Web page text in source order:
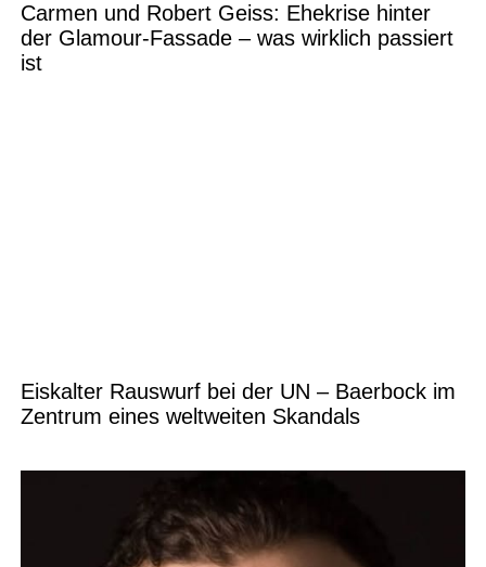
Carmen und Robert Geiss: Ehekrise hinter
der Glamour-Fassade – was wirklich passiert
ist
Eiskalter Rauswurf bei der UN – Baerbock im
Zentrum eines weltweiten Skandals